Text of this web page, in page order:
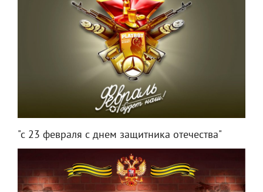
"с 23 февраля с днем защитника отечества"